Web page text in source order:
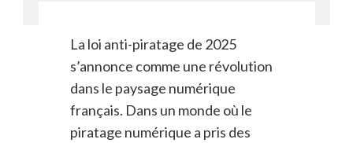
La loi anti-piratage de 2025
s’annonce comme une révolution
dans le paysage numérique
français. Dans un monde où le
piratage numérique a pris des